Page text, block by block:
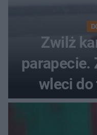
Zwilż
parapecie.
wleci do